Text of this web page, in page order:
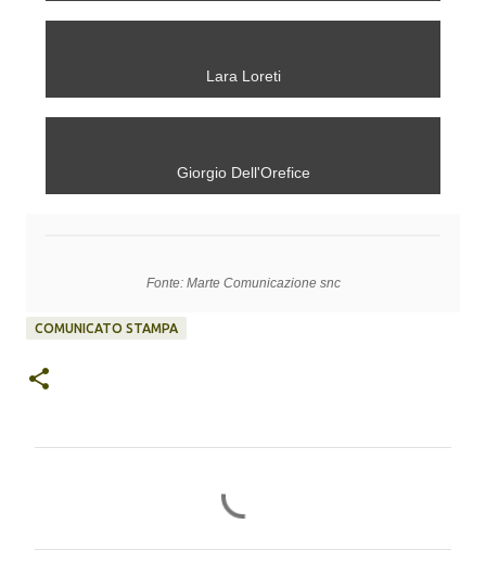
Lara Loreti
Giorgio Dell'Orefice
Fonte: Marte Comunicazione snc
COMUNICATO STAMPA